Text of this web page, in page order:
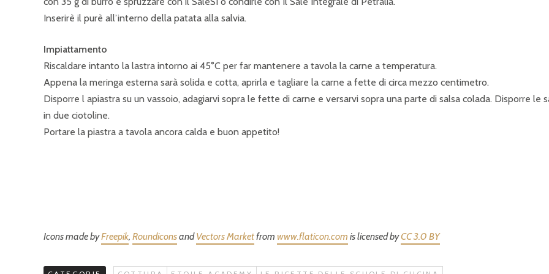
Inserirè il purè all’interno della patata alla salvia.
Impiattamento
Riscaldare intanto la lastra intorno ai 45°C per far mantenere a tavola la carne a temperatura.
Appena la meringa esterna sarà solida e cotta, aprirla e tagliare la carne a fette di circa mezzo centimetro.
Disporre l apiastra su un vassoio, adagiarvi sopra le fette di carne e versarvi sopra una parte di salsa colada. Disporre le
in due ciotoline.
Portare la piastra a tavola ancora calda e buon appetito!
Icons made byFreepik, RoundiconsandVectors Marketfrom www.flaticon.com is licensed byCC 3.0 BY